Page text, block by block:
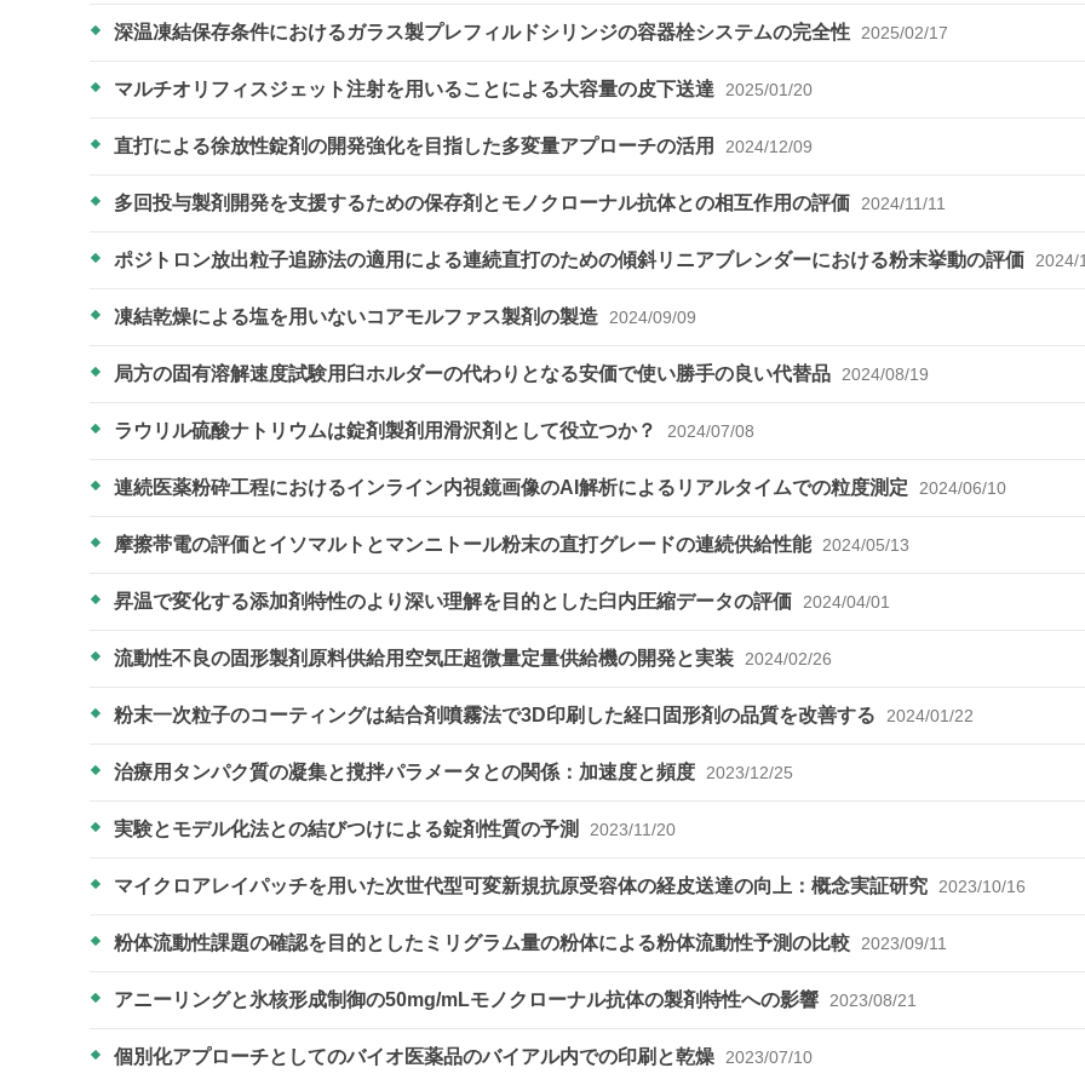
深温凍結保存条件におけるガラス製プレフィルドシリンジの容器栓システムの完全性 2025/02/17
マルチオリフィスジェット注射を用いることによる大容量の皮下送達 2025/01/20
直打による徐放性錠剤の開発強化を目指した多変量アプローチの活用 2024/12/09
多回投与製剤開発を支援するための保存剤とモノクローナル抗体との相互作用の評価 2024/11/11
ポジトロン放出粒子追跡法の適用による連続直打のための傾斜リニアブレンダーにおける粉末挙動の評価 2024/
凍結乾燥による塩を用いないコアモルファス製剤の製造 2024/09/09
局方の固有溶解速度試験用臼ホルダーの代わりとなる安価で使い勝手の良い代替品 2024/08/19
ラウリル硫酸ナトリウムは錠剤製剤用滑沢剤として役立つか？ 2024/07/08
連続医薬粉砕工程におけるインライン内視鏡画像のAI解析によるリアルタイムでの粒度測定 2024/06/10
摩擦帯電の評価とイソマルトとマンニトール粉末の直打グレードの連続供給性能 2024/05/13
昇温で変化する添加剤特性のより深い理解を目的とした臼内圧縮データの評価 2024/04/01
流動性不良の固形製剤原料供給用空気圧超微量定量供給機の開発と実装 2024/02/26
粉末一次粒子のコーティングは結合剤噴霧法で3D印刷した経口固形剤の品質を改善する 2024/01/22
治療用タンパク質の凝集と撹拌パラメータとの関係：加速度と頻度 2023/12/25
実験とモデル化法との結びつけによる錠剤性質の予測 2023/11/20
マイクロアレイパッチを用いた次世代型可変新規抗原受容体の経皮送達の向上：概念実証研究 2023/10/16
粉体流動性課題の確認を目的としたミリグラム量の粉体による粉体流動性予測の比較 2023/09/11
アニーリングと氷核形成制御の50mg/mLモノクローナル抗体の製剤特性への影響 2023/08/21
個別化アプローチとしてのバイオ医薬品のバイアル内での印刷と乾燥 2023/07/10